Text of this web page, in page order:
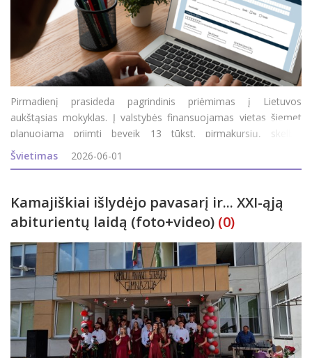
Pirmadienį prasideda pagrindinis priėmimas į Lietuvos
aukštąsias mokyklas. Į valstybės finansuojamas vietas šiemet
planuojama priimti beveik 13 tūkst. pirmakursių, skelbia
Švietimo, mokslo ir sporto ministerija (ŠMSM). „Kviečiu
stojančiuosius rinktis tas studijas,
Švietimas 2026-06-01
Kamajiškiai išlydėjo pavasarį ir... XXI-ąją
abiturientų laidą (foto+video) (0)